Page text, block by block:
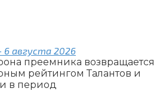
6 августа 2026
преемника возвращается
рейтингом Талантов и
в период